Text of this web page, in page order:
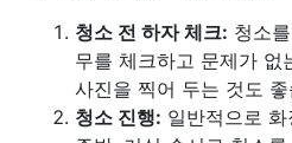
청소 전 하자 체크: 청소
무를 체크하고 문제가 없
사진을 찍어 두는 것도 좋
청소 진행: 일반적으로